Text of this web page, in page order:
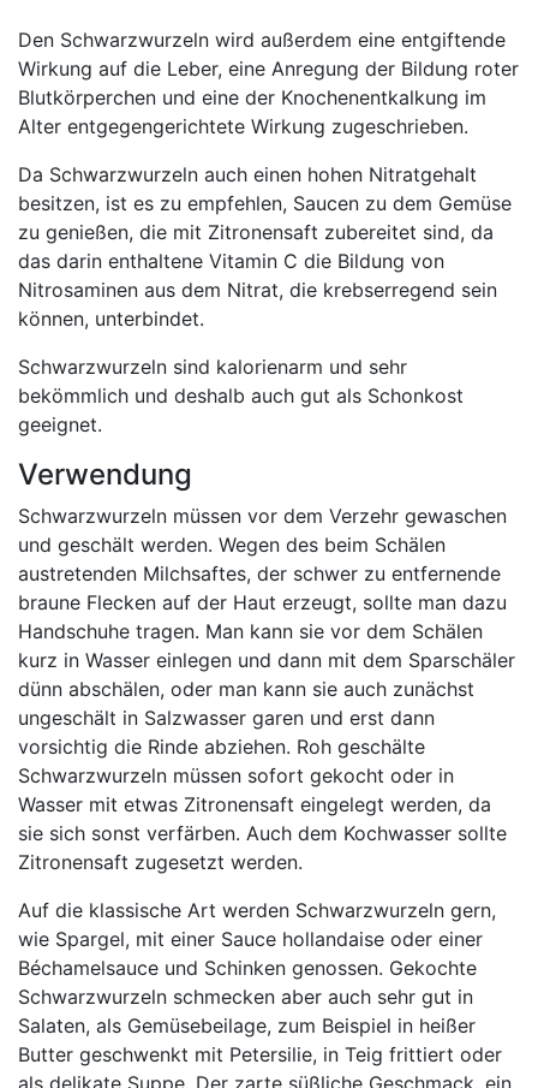
Den Schwarzwurzeln wird außerdem eine entgiftende
Wirkung auf die Leber, eine Anregung der Bildung roter
Blutkörperchen und eine der Knochenentkalkung im
Alter entgegengerichtete Wirkung zugeschrieben.
Da Schwarzwurzeln auch einen hohen Nitratgehalt
besitzen, ist es zu empfehlen, Saucen zu dem Gemüse
zu genießen, die mit Zitronensaft zubereitet sind, da
das darin enthaltene Vitamin C die Bildung von
Nitrosaminen aus dem Nitrat, die krebserregend sein
können, unterbindet.
Schwarzwurzeln sind kalorienarm und sehr
bekömmlich und deshalb auch gut als Schonkost
geeignet.
Verwendung
Schwarzwurzeln müssen vor dem Verzehr gewaschen
und geschält werden. Wegen des beim Schälen
austretenden Milchsaftes, der schwer zu entfernende
braune Flecken auf der Haut erzeugt, sollte man dazu
Handschuhe tragen. Man kann sie vor dem Schälen
kurz in Wasser einlegen und dann mit dem Sparschäler
dünn abschälen, oder man kann sie auch zunächst
ungeschält in Salzwasser garen und erst dann
vorsichtig die Rinde abziehen. Roh geschälte
Schwarzwurzeln müssen sofort gekocht oder in
Wasser mit etwas Zitronensaft eingelegt werden, da
sie sich sonst verfärben. Auch dem Kochwasser sollte
Zitronensaft zugesetzt werden.
Auf die klassische Art werden Schwarzwurzeln gern,
wie Spargel, mit einer Sauce hollandaise oder einer
Béchamelsauce und Schinken genossen. Gekochte
Schwarzwurzeln schmecken aber auch sehr gut in
Salaten, als Gemüsebeilage, zum Beispiel in heißer
Butter geschwenkt mit Petersilie, in Teig frittiert oder
als delikate Suppe. Der zarte süßliche Geschmack, ein